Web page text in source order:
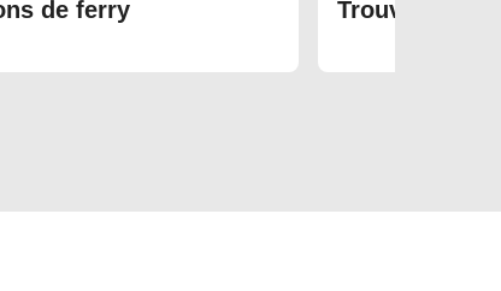
de ferry Trouvez les